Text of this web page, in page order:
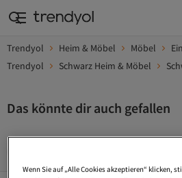
Trendyol Heim & Möbel Möbel
Trendyol
Schwarz Heim & Möbel
Das könnte dir auch gefallen
Wenn Sie auf „Alle Cookies akzeptieren“ klicken,